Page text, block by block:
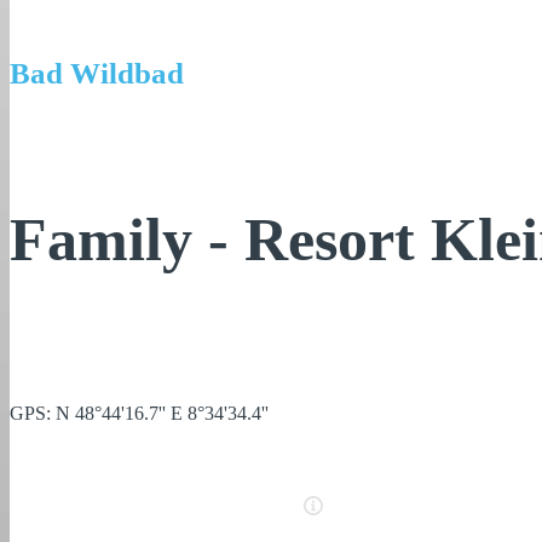
Bad Wildbad
Family - Resort
GPS: N 48°44'16.7'' E 8°34'34.4''